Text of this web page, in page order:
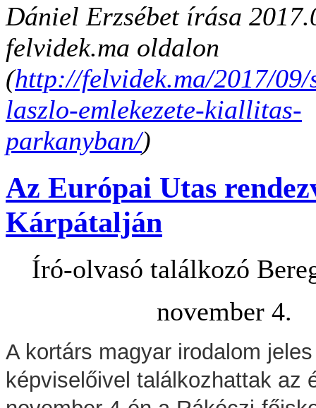
Dániel Erzsébet írása
felvidek.ma oldalon
(http://felvidek.ma/2017/09/
laszlo-emlekezete-kiallitas-
parkanyban/)
Az Európai Utas
Kárpátalján
Író-olvasó találkozó
november 4.
A kortárs magyar irodalom jeles
képviselőivel találkozhattak az